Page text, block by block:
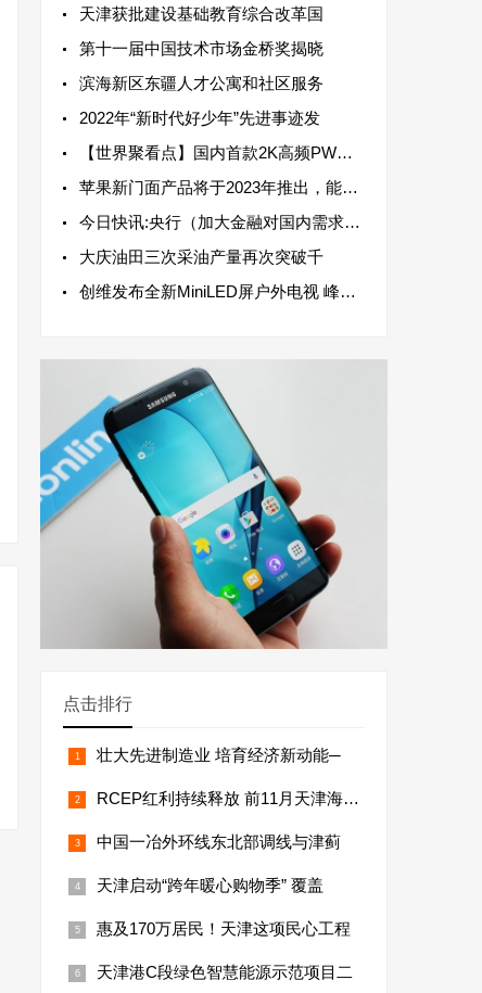
天津获批建设基础教育综合改革国
第十一届中国技术市场金桥奖揭晓
滨海新区东疆人才公寓和社区服务
2022年“新时代好少年”先进事迹发
【世界聚看点】国内首款2K高频PWM柔性屏在武汉量产下线
苹果新门面产品将于2023年推出，能击败Meta Oculus2和索尼Oculus2以及索尼PlayStation VR
今日快讯:央行（加大金融对国内需求和供给体系支持力度）
大庆油田三次采油产量再次突破千
创维发布全新MiniLED屏户外电视 峰值亮度可达3000尼特
点击排行
壮大先进制造业 培育经济新动能─
RCEP红利持续释放 前11月天津海关签
中国一冶外环线东北部调线与津蓟
天津启动“跨年暖心购物季” 覆盖
惠及170万居民！天津这项民心工程
天津港C段绿色智慧能源示范项目二